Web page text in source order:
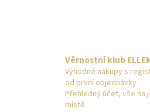
Věrnostní klub
Výhodné nákupy s
od první objednávky
Přehledný účet, vše na
místě